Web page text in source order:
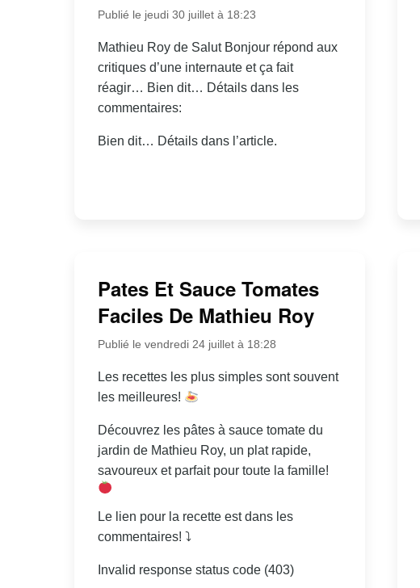
Publié le jeudi 30 juillet à 18:23
Mathieu Roy de Salut Bonjour répond aux
critiques d’une internaute et ça fait
réagir… Bien dit… Détails dans les
commentaires:
Bien dit… Détails dans l’article.
Pates Et Sauce Tomates
Faciles De Mathieu Roy
Publié le vendredi 24 juillet à 18:28
Les recettes les plus simples sont souvent
les meilleures!
Découvrez les pâtes à sauce tomate du
jardin de Mathieu Roy, un plat rapide,
savoureux et parfait pour toute la famille!
Le lien pour la recette est dans les
commentaires! ⤵
Invalid response status code (403)